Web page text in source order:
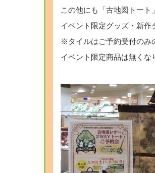
この他にも「古地図トート
イベント限定グッズ・新作
※タイルはご予約受付のみ
イベント限定商品は無くな